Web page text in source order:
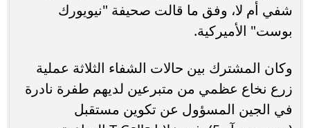
شفي أم لا، وفق ما قالت صحيفة "نيويورك
بوست" الأميركية.
وكان المشترك بين حالات الشفاء الثلاثة عملية
زرع نخاع عظمي من متبرعين لديهم طفرة نادرة
في الجين المسؤول عن تكوين مستقبل